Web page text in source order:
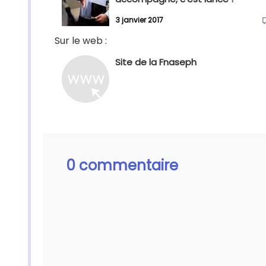
3 janvier 2017
Sur le web :
Site de la Fnaseph
0 commentaire